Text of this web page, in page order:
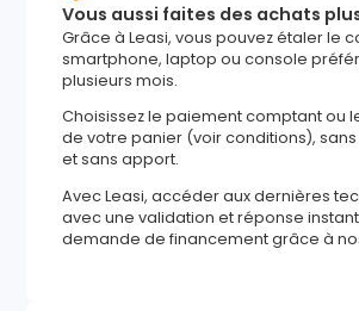
Vous aussi faites des achats
Grâce à Leasi, vous pouvez étaler le
smartphone, laptop ou console
plusieurs mois.
Choisissez le paiement comptant ou
de votre panier (voir conditions),
et sans apport.
Avec Leasi, accéder aux dernières
avec une validation et réponse
demande de financement grâce à